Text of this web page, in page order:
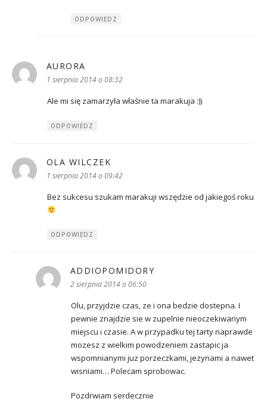
ODPOWIEDZ
AURORA
1 sierpnia 2014 o 08:32
Ale mi się zamarzyła właśnie ta marakuja :))
ODPOWIEDZ
OLA WILCZEK
1 sierpnia 2014 o 09:42
Bez sukcesu szukam marakuji wszędzie od jakiegoś roku
ODPOWIEDZ
ADDIOPOMIDORY
2 sierpnia 2014 o 06:50
Olu, przyjdzie czas, ze i ona bedzie dostepna. I
pewnie znajdzie sie w zupelnie nieoczekiwanym
miejscu i czasie. A w przypadku tej tarty naprawde
mozesz z wielkim powodzeniem zastapic ja
wspomnianymi juz porzeczkami, jezynami a nawet
wisniami… Polecam sprobowac.
Pozdrwiam serdecznie